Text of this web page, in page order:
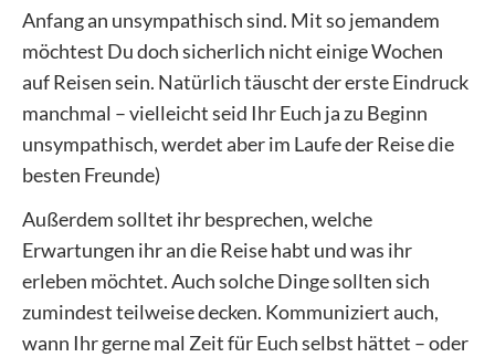
Anfang an unsympathisch sind. Mit so jemandem
möchtest Du doch sicherlich nicht einige Wochen
auf Reisen sein. Natürlich täuscht der erste Eindruck
manchmal – vielleicht seid Ihr Euch ja zu Beginn
unsympathisch, werdet aber im Laufe der Reise die
besten Freunde)
Außerdem solltet ihr besprechen, welche
Erwartungen ihr an die Reise habt und was ihr
erleben möchtet. Auch solche Dinge sollten sich
zumindest teilweise decken. Kommuniziert auch,
wann Ihr gerne mal Zeit für Euch selbst hättet – oder